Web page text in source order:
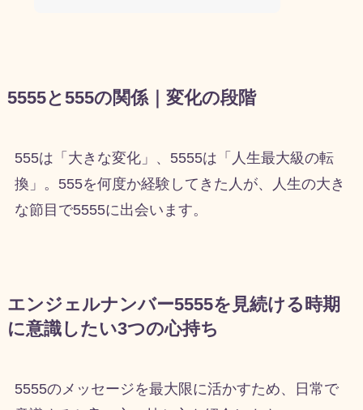
5555と555の関係｜変化の段階
555は「大きな変化」、5555は「人生最大級の転
換」。555を何度か経験してきた人が、人生の大き
な節目で5555に出会います。
エンジェルナンバー5555を見続ける時期
に意識したい3つの心持ち
5555のメッセージを最大限に活かすため、日常で